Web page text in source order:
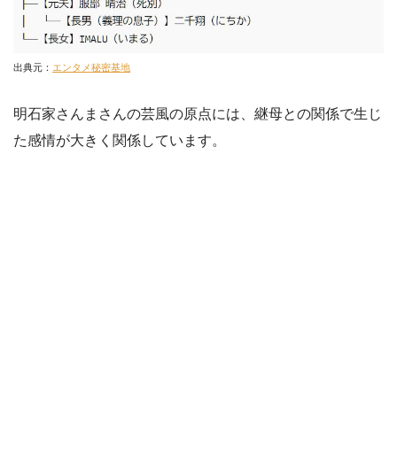
出典元： エンタメ秘密基地
明石家さんまさんの芸風の原点には、継母との関係で生じ
た感情が大きく関係しています。